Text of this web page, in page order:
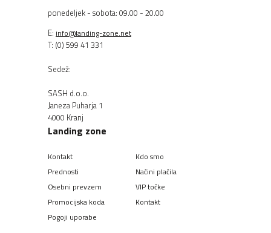
ponedeljek - sobota: 09.00 - 20.00
E: info@landing-zone.net
T: (0) 599 41 331
Sedež:
SASH d.o.o.
Janeza Puharja 1
4000 Kranj
Landing zone
Kontakt
Kdo smo
Prednosti
Načini plačila
Osebni prevzem
VIP točke
Promocijska koda
Kontakt
Pogoji uporabe